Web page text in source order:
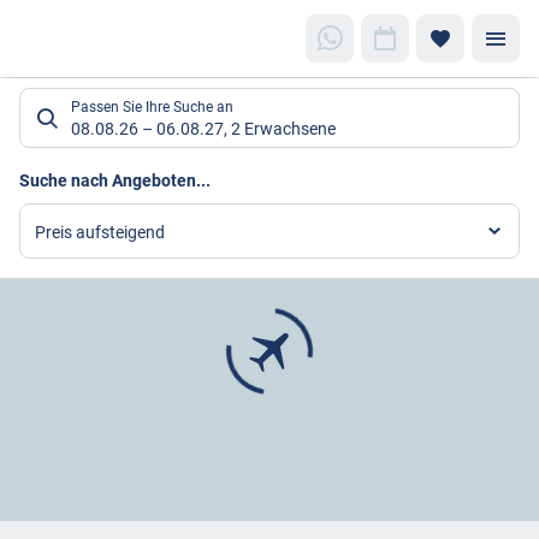
Suchlistenseite
Passen Sie Ihre Suche an
08.08.26 – 06.08.27, 2 Erwachsene
Suche nach Angeboten...
Preis aufsteigend